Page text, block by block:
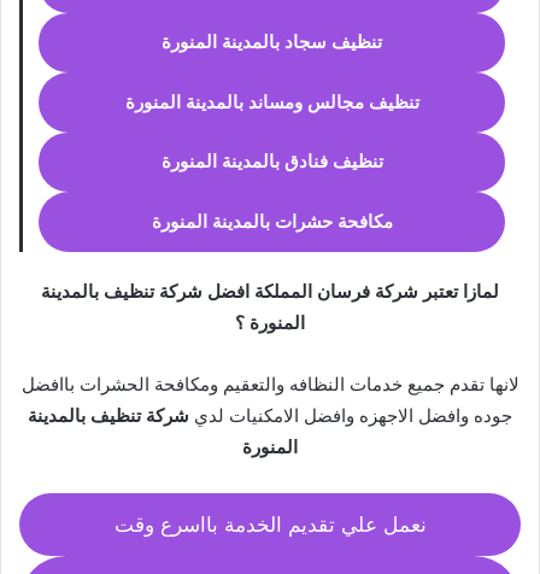
تنظيف سجاد بالمدينة المنورة
تنظيف مجالس ومساند بالمدينة المنورة
تنظيف فنادق بالمدينة المنورة
مكافحة حشرات بالمدينة المنورة
لمازا تعتبر شركة فرسان المملكة افضل شركة تنظيف بالمدينة
المنورة ؟
لانها تقدم جميع خدمات النظافه والتعقيم ومكافحة الحشرات باافضل
جوده وافضل الاجهزه وافضل الامكنيات لدي شركة تنظيف بالمدينة
المنورة
نعمل علي تقديم الخدمة بااسرع وقت